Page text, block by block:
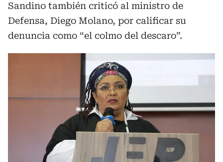
Sandino también criticó al ministro de
Defensa, Diego Molano, por calificar su
denuncia como “el colmo del descaro”.